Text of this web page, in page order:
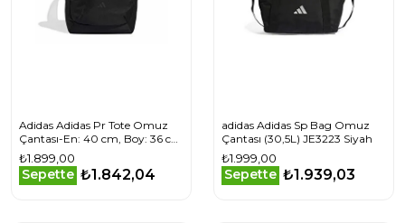
Adidas Adidas Pr Tote Omuz
Çantası-En: 40 cm, Boy: 36 cm
JY7708 Siyah
₺1.899,00
Sepette ₺1.842,04
adidas Adidas Sp Bag Omuz
Çantası (30,5L) JE3223 Siyah
₺1.999,00
Sepette ₺1.939,03